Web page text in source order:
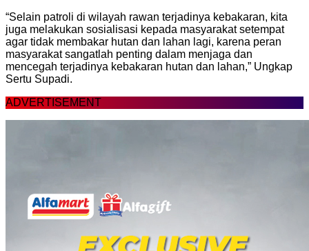
“Selain patroli di wilayah rawan terjadinya kebakaran, kita
juga melakukan sosialisasi kepada masyarakat setempat
agar tidak membakar hutan dan lahan lagi, karena peran
masyarakat sangatlah penting dalam menjaga dan
mencegah terjadinya kebakaran hutan dan lahan,” Ungkap
Sertu Supadi.
ADVERTISEMENT